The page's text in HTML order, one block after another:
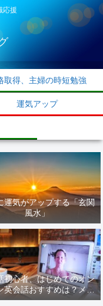
応援
取得、主婦の時短勉強
運気アップ
運気がアップする「玄関
風水」
初心者、はじめてのオン
英会話おすすめは？メリ
ットデメリット